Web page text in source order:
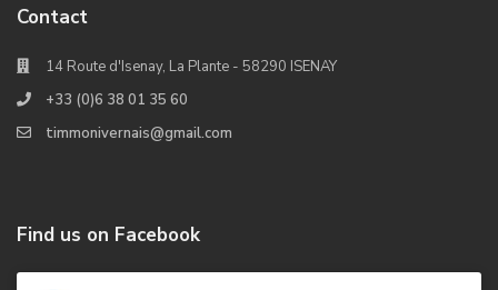
Contact
14 Route d'Isenay, La Plante - 58290 ISENAY
+33 (0)6 38 01 35 60
timmonivernais@gmail.com
Find us on Facebook